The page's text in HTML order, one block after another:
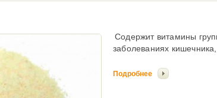
Содержит витамины
заболеваниях
Подробнее